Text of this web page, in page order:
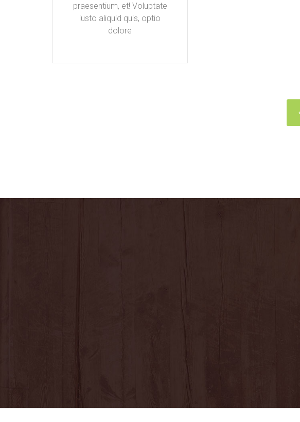
praesentium, et! Voluptate
iusto aliquid quis, optio
dolore